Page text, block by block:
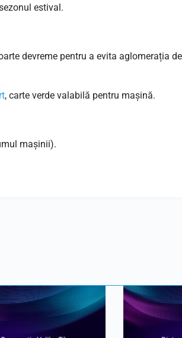
estival.
devreme pentru a evita aglomerația
, carte verde valabilă pentru mașină.
mașinii).